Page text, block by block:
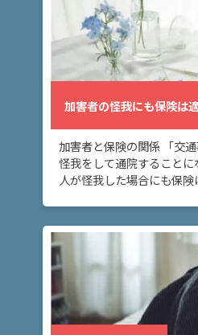
加害者の怪我にも保険は
加害者と保険の関係 「交通
怪我をして通院すること
人が怪我した場合にも保
か」とい […]